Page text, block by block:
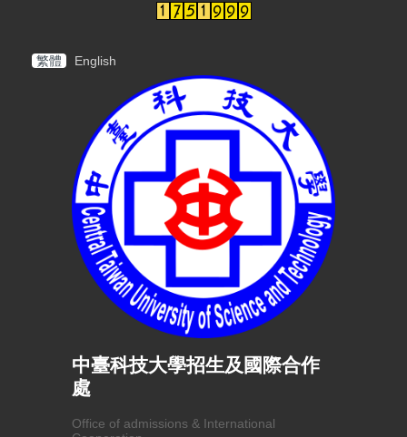
繁體 English
中臺科技大學招生及國際合作
處
Office of admissions & International